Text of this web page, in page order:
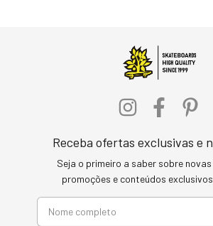
Receba ofertas exclusivas e
Seja o primeiro a saber sobre
promoções e conteúdos